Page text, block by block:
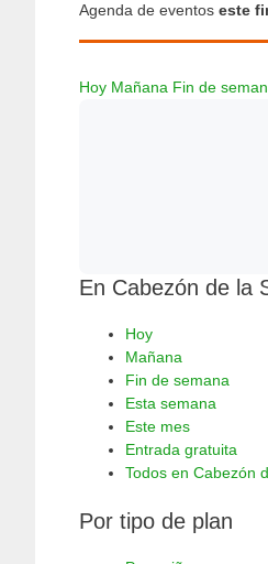
Agenda de eventos este
Hoy Mañana Fin de
En Cabezón de la
Hoy
Mañana
Fin de semana
Esta semana
Este mes
Entrada gratuita
Todos en Cabezón
Por tipo de plan